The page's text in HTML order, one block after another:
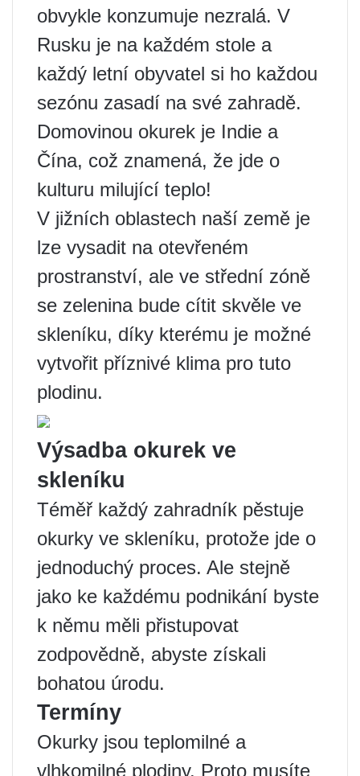
obvykle konzumuje nezralá. V
Rusku je na každém stole a
každý letní obyvatel si ho každou
sezónu zasadí na své zahradě.
Domovinou okurek je Indie a
Čína, což znamená, že jde o
kulturu milující teplo!
V jižních oblastech naší země je
lze vysadit na otevřeném
prostranství, ale ve střední zóně
se zelenina bude cítit skvěle ve
skleníku, díky kterému je možné
vytvořit příznivé klima pro tuto
plodinu.
Výsadba okurek ve
skleníku
Téměř každý zahradník pěstuje
okurky ve skleníku, protože jde o
jednoduchý proces. Ale stejně
jako ke každému podnikání byste
k němu měli přistupovat
zodpovědně, abyste získali
bohatou úrodu.
Termíny
Okurky jsou teplomilné a
vlhkomilné plodiny. Proto musíte